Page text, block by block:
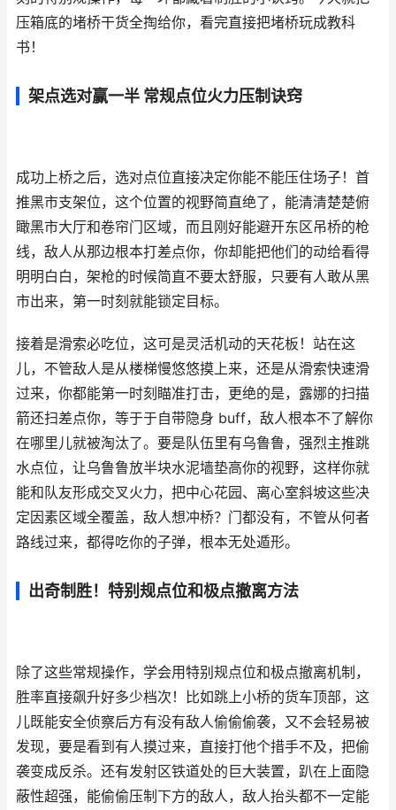
压箱底的堵桥干货全掏给你，看完直接把堵桥玩成教科
书！
架点选对赢一半 常规点位火力压制诀窍
成功上桥之后，选对点位直接决定你能不能压住场子！首
推黑市支架位，这个位置的视野简直绝了，能清清楚楚俯
瞰黑市大厅和卷帘门区域，而且刚好能避开东区吊桥的枪
线，敌人从那边根本打差点你，你却能把他们的动给看得
明明白白，架枪的时候简直不要太舒服，只要有人敢从黑
市出来，第一时刻就能锁定目标。
接着是滑索必吃位，这可是灵活机动的天花板！站在这
儿，不管敌人是从楼梯慢悠悠摸上来，还是从滑索快速滑
过来，你都能第一时刻瞄准打击，更绝的是，露娜的扫描
箭还扫差点你，等于于自带隐身 buff，敌人根本不了解你
在哪里儿就被淘汰了。要是队伍里有乌鲁鲁，强烈主推跳
水点位，让乌鲁鲁放半块水泥墙垫高你的视野，这样你就
能和队友形成交叉火力，把中心花园、离心室斜坡这些决
定因素区域全覆盖，敌人想冲桥？门都没有，不管从何者
路线过来，都得吃你的子弹，根本无处遁形。
出奇制胜！特别规点位和极点撤离方法
除了这些常规操作，学会用特别规点位和极点撤离机制，
胜率直接飙升好多少档次！比如跳上小桥的货车顶部，这
儿既能安全侦察后方有没有敌人偷偷偷袭，又不会轻易被
发现，要是看到有人摸过来，直接打他个措手不及，把偷
袭变成反杀。还有发射区铁道处的巨大装置，趴在上面隐
蔽性超强，能偷偷压制下方的敌人，敌人抬头都不一定能